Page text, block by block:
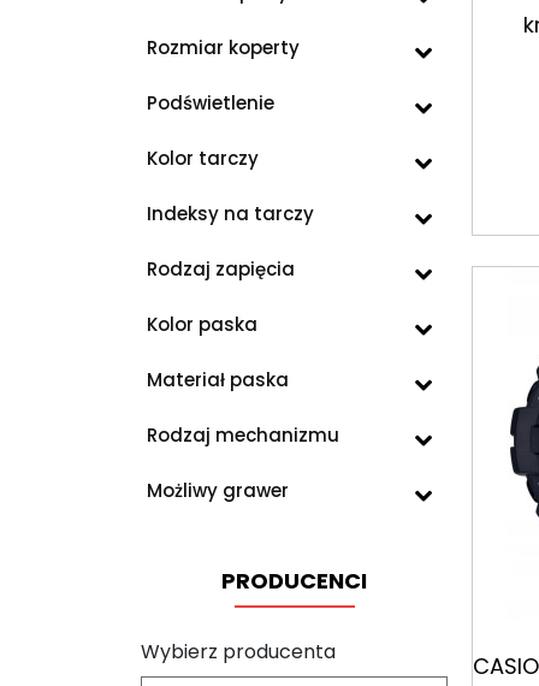
Rozmiar koperty
Podświetlenie
Kolor tarczy
Indeksy na tarczy
Rodzaj zapięcia
Kolor paska
Materiał paska
Rodzaj mechanizmu
Możliwy grawer
PRODUCENCI
Wybierz producenta